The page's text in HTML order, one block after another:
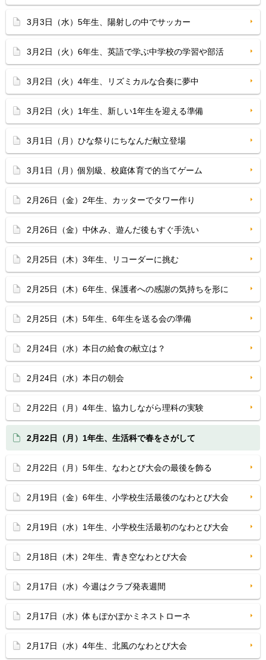
3月3日（水）5年生、陽射しの中でサッカー
3月2日（火）6年生、英語で学ぶ中学校の学習や部活
3月2日（火）4年生、リズミカルな合奏に夢中
3月2日（火）1年生、新しい1年生を迎える準備
3月1日（月）ひな祭りにちなんだ献立登場
3月1日（月）個別級、校庭体育で的当てゲーム
2月26日（金）2年生、カッターでタワー作り
2月26日（金）中休み、遊んだ後もすぐ手洗い
2月25日（木）3年生、リコーダーに挑む
2月25日（木）6年生、保護者への感謝の気持ちを形に
2月25日（木）5年生、6年生を送る会の準備
2月24日（水）本日の給食の献立は？
2月24日（水）本日の朝会
2月22日（月）4年生、協力しながら理科の実験
2月22日（月）1年生、生活科で春をさがして
2月22日（月）5年生、なわとび大会の最後を飾る
2月19日（金）6年生、小学校生活最後のなわとび大会
2月19日（水）1年生、小学校生活最初のなわとび大会
2月18日（木）2年生、青き空なわとび大会
2月17日（水）今週はクラブ発表週間
2月17日（水）体もぽかぽかミネストローネ
2月17日（水）4年生、北風のなわとび大会